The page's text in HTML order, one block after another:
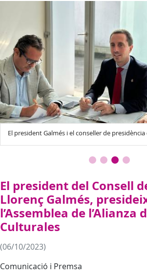
El president Galmés i el conseller de
El president del Consell
Llorenç Galmés,
l’Assemblea de l’Alianza
Culturales
(06/10/2023)
Comunicació i Premsa